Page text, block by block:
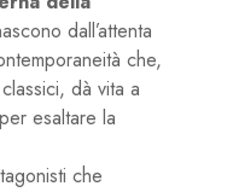
dall’attenta
che,
dà vita a
esaltare la
che